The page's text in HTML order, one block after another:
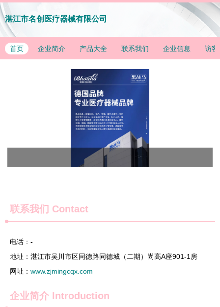
湛江市名创医疗器械有限公司
首页 企业简介 产品大全 联系我们 企业信息 访客
联系我们 Contact
电话：-
地址：湛江市吴川市区同德路同德城（二期）尚高A座901-1房
网址： www.zjmingcqx.com
企业简介 Introduction